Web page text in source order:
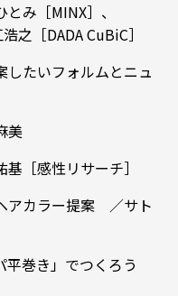
み［MINX］、
之［DADA CuBiC］
たいフォルムとニュ
美
［感性リサーチ］
アカラー提案 ／サト
平巻き」でつくろう